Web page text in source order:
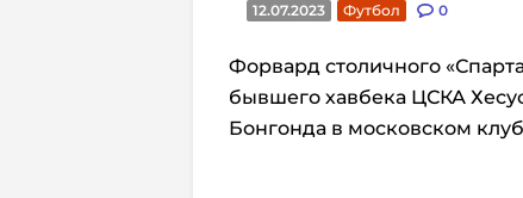
12.07.2023 Футбол 0
Форвард столичного
бывшего хавбека ЦСКА
Бонгонда в московском